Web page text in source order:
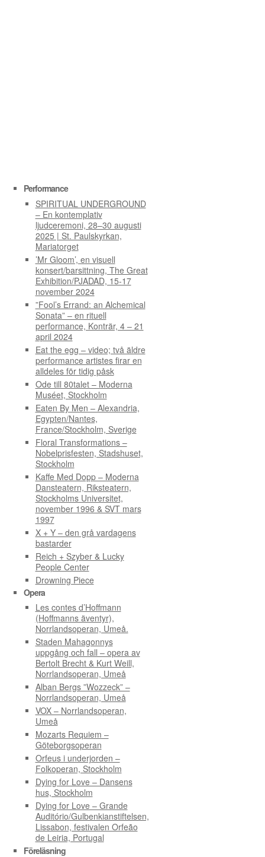
Performance
SPIRITUAL UNDERGROUND
– En kontemplativ
ljudceremoni, 28–30 augusti
2025 | St. Paulskyrkan,
Mariatorget
’Mr Gloom’, en visuell
konsert/barsittning, The Great
Exhibition/PJADAD, 15-17
november 2024
”Fool’s Errand: an Alchemical
Sonata” – en rituell
performance, Konträr, 4 – 21
april 2024
Eat the egg – video; två äldre
performance artistes firar en
alldeles för tidig påsk
Ode till 80talet – Moderna
Muséet, Stockholm
Eaten By Men – Alexandria,
Egypten/Nantes,
France/Stockholm, Sverige
Floral Transformations –
Nobelprisfesten, Stadshuset,
Stockholm
Kaffe Med Dopp – Moderna
Dansteatern, Riksteatern,
Stockholms Universitet,
november 1996 & SVT mars
1997
X + Y – den grå vardagens
bastarder
Reich + Szyber & Lucky
People Center
Drowning Piece
Opera
Les contes d’Hoffmann
(Hoffmanns äventyr),
Norrlandsoperan, Umeå.
Staden Mahagonnys
uppgång och fall – opera av
Bertolt Brecht & Kurt Weill,
Norrlandsoperan, Umeå
Alban Bergs ”Wozzeck” –
Norrlandsoperan, Umeå
VOX – Norrlandsoperan,
Umeå
Mozarts Requiem –
Göteborgsoperan
Orfeus i underjorden –
Folkoperan, Stockholm
Dying for Love – Dansens
hus, Stockholm
Dying for Love – Grande
Auditório/Gulbenkianstiftelsen,
Lissabon, festivalen Orfeão
de Leiria, Portugal
Föreläsning